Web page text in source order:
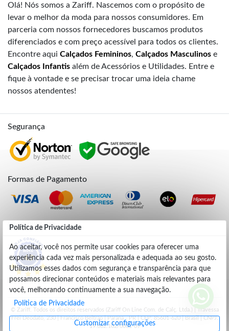
Política de Privacidade
Ao aceitar, você nos permite usar cookies para oferecer uma
experiência cada vez mais personalizada e adequada ao seu gosto.
Utilizamos esses dados com segurança e transparência para que
possamos direcionar conteúdos e materiais mais relevantes para
você, melhorando continuamente a sua navegação.
Política de Privacidade
Customizar configurações
Olá! Nós somos a Zariff. Nascemos com o propósito de
levar o melhor da moda para nossos consumidores. Em
parceria com nossos fornecedores buscamos produtos
diferenciados e com preço acessível para todos os clientes.
Encontre aqui Calçados Femininos, Calçados Masculinos e
Calçados Infantis além de Acessórios e Utilidades. Entre e
fique à vontade e se precisar trocar uma ideia chame
nossos atendentes!
Segurança
Formas de Pagamento
Credibilidade
4.9
© Zariff. Todos os direitos reservados (Zariff On Line Com. de Calç. Ltda.) | Travessa
Frei Deodato, 230 | Francisco Beltrão | Parana - PR | CEP: 85601-620 | Brasil | CNPJ:
19.662.102/0001-09